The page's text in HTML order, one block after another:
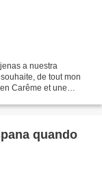
a nuestra
de tout mon
Carême et une
quando